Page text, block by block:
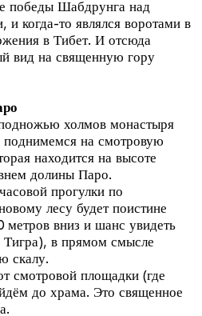
победы Шабдрунга над
и когда-то являлся воротами в
в Тибет. И отсюда
вид на священную гору
холмов монастыря
поднимемся на смотровую
находится на высоте
долины Паро.
прогулки по
лесу будет поистине
вниз и шанс увидеть
в прямом смысле
скалу.
смотровой площадки (где
до храма. Это священное